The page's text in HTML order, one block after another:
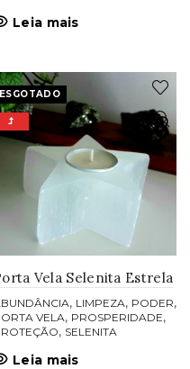
Leia mais
ESGOTADO
Vela Selenita Estrela
, LIMPEZA, PODER,
VELA, PROSPERIDADE,
, SELENITA
Leia mais